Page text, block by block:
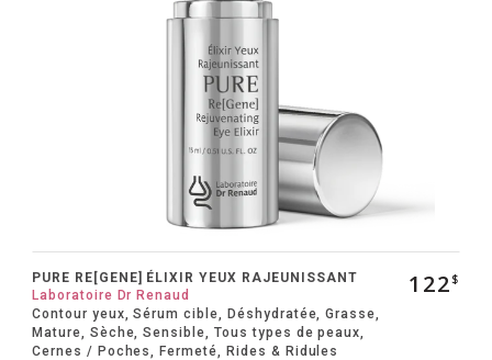
PURE RE[GENE] ÉLIXIR YEUX RAJEUNISSANT
Laboratoire Dr Renaud
Contour yeux, Sérum cible, Déshydratée, Grasse,
Mature, Sèche, Sensible, Tous types de peaux,
Cernes / Poches, Fermeté, Rides & Ridules
122$